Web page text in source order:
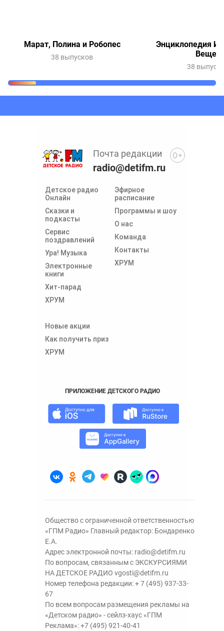
Марат, Полина и Робопес
38 выпусков
Энциклопедия
Вещей
38
Детское радио
Онлайн
Сказки и
подкасты
Сервис
поздравлений
Ура! Музыка
Электронные
книги
Хит-парад
ХРУМ
Эфирное
расписание
Программы и шоу
О нас
Команда
Контакты
ХРУМ
Новые акции
Как получить приз
ХРУМ
Почта редакции
radio@detifm.ru
ПРИЛОЖЕНИЕ ДЕТСКОГО РАДИО
0+
Общество с ограниченной ответственностью
«ГПМ Радио» Главный редактор: Бондаренко
Е.А.
Адрес электронной почты: radio@detifm.ru
По вопросам, связанным с ЭКСКУРСИЯМИ
НА ДЕТСКОЕ РАДИО vgosti@detifm.ru
Номер телефона редакции:+ 7 (495) 937-33-
67
По всем вопросам размещения рекламы на
«Детском радио» - сейлз-хаус «ГПМ
Реклама»:+7 (495) 921-40-41